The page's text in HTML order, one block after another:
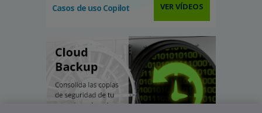
Casos de uso Copilot VER VÍDEOS